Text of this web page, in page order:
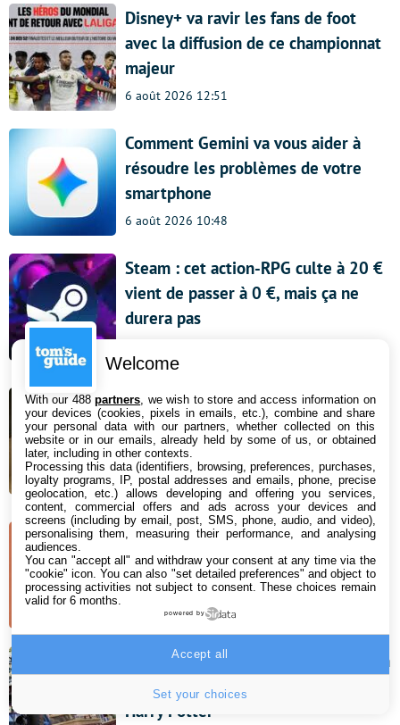
Disney+ va ravir les fans de foot
avec la diffusion de ce championnat
majeur
6 août 2026 12:51
Comment Gemini va vous aider à
résoudre les problèmes de votre
smartphone
6 août 2026 10:48
Steam : cet action-RPG culte à 20 €
vient de passer à 0 €, mais ça ne
durera pas
Bon plan aspirateur robot : le
Roborock Qrevo Curv 2 Pro et sa
station multifonction profite de 400
€ de remise sur Amazon !
5 août 2026 18:00
Panne Claude : le chatbot subit de
grosses perturbations
5 août 2026 14:57
Hogwarts Legacy : vous pouvez enfin
explorer ce lieu culte de la saga
Harry Potter
Welcome
With our 488partners , we wish to store and access information on
your devices (cookies, pixels in emails, etc.), combine and share
your personal data with our partners, whether collected on this
website or in our emails, already held by some of us, or obtained
later, including in other contexts.
Processing this data (identifiers, browsing, preferences, purchases,
loyalty programs, IP, postal addresses and emails, phone, precise
geolocation, etc.) allows developing and offering you services,
content, commercial offers and ads across your devices and
screens (including by email, post, SMS, phone, audio, and video),
personalising them, measuring their performance, and analysing
audiences.
You can "accept all" and withdraw your consent at any time via the
"cookie" icon. You can also "set detailed preferences" and object to
processing activities not subject to consent. These choices remain
valid for 6 months.
powered by
Set your choices
Accept all